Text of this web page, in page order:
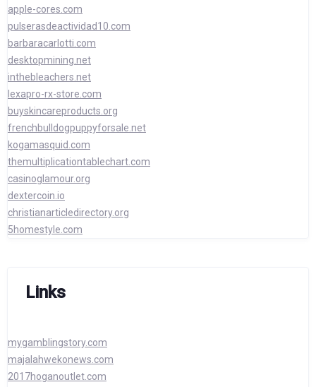
apple-cores.com
pulserasdeactividad10.com
barbaracarlotti.com
desktopmining.net
inthebleachers.net
lexapro-rx-store.com
buyskincareproducts.org
frenchbulldogpuppyforsale.net
kogamasquid.com
themultiplicationtablechart.com
casinoglamour.org
dextercoin.io
christianarticledirectory.org
5homestyle.com
Links
mygamblingstory.com
majalahwekonews.com
2017hoganoutlet.com